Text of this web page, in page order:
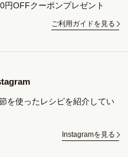
円OFFクーポンプレゼント
ご利用ガイドを見る
を使ったレシピを紹介してい
Instagramを見る